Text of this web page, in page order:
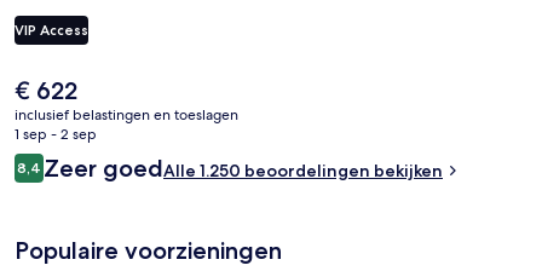
All
Inclusive
bij een van de 6 restaurants en bij de 2 swim-up bars kun je
genieten van een verkoelend drankje. Dit hotel in luxe stijl biedt ook
van/naar de luchthaven en een 'lazy river'-waterbaan. Andere
reizigers zijn heel enthousiast over het behulpzame personeel en de
gezinsvriendelijke voorzieningen.
VIP Access
De
huidige
prijs
is
€ 622
€ 622
inclusief belastingen en toeslagen
1 sep - 2 sep
Beoordelingen
8,48,4 op 10 –
Zeer goedAlle 1.250 beoordelingen bekijken
Populaire voorzieningen